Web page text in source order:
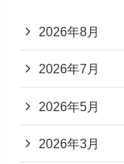
2026年8月
2026年7月
2026年5月
2026年3月